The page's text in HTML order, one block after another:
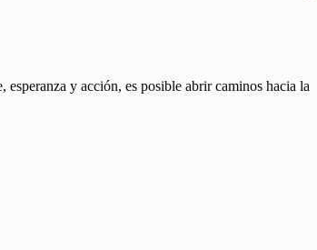
y acción, es posible abrir caminos hacia la